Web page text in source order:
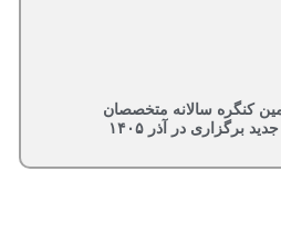
کنگره سالانه متخصصان
برگزاری در آذر ۱۴۰۵